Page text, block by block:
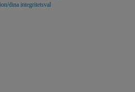
dina integritetsval